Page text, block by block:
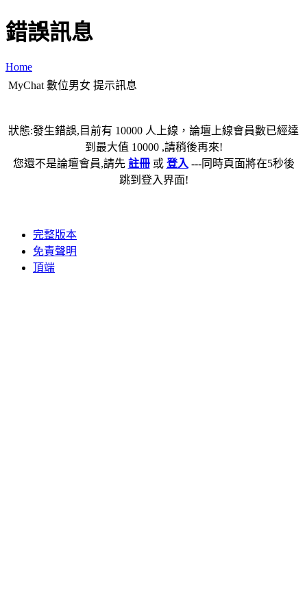
錯誤訊息
Home
MyChat 數位男女 提示訊息
狀態:發生錯誤,目前有 10000 人上線，論壇上線會員數已經達
到最大值 10000 ,請稍後再來!
您還不是論壇會員,請先 註冊或 登入 ---同時頁面將在5秒後
跳到登入界面!
完整版本
免責聲明
頂端